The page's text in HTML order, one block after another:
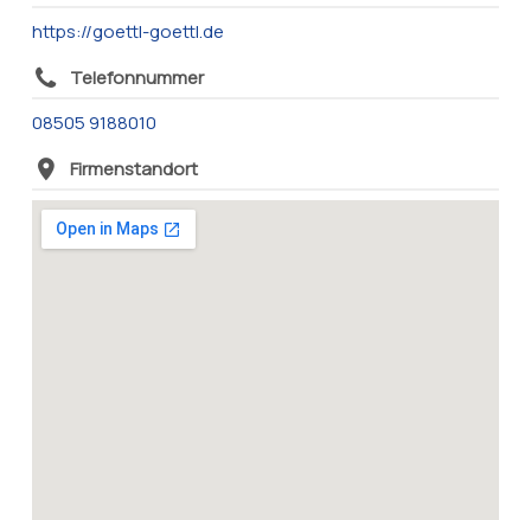
https://goettl-goettl.de
Telefonnummer
08505 9188010
Firmenstandort